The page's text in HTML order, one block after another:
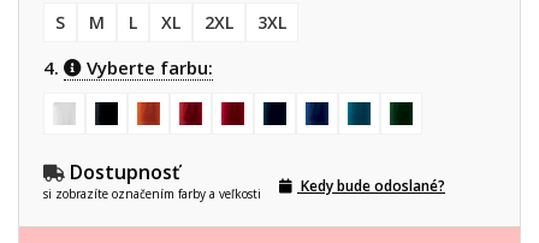
S
M L XL 2XL 3XL
4. Vyberte farbu:
Dostupnosť
si zobrazíte označením farby a veľkosti Kedy bude odoslané?